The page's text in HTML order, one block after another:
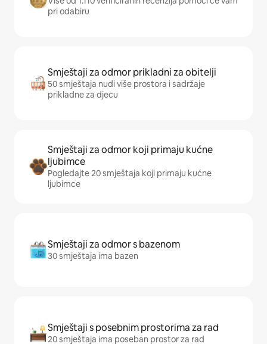
pri odabiru
Smještaji za odmor prikladni za obitelji
50 smještaja nudi više prostora i sadržaje
prikladne za djecu
Smještaji za odmor koji primaju kućne
ljubimce
Pogledajte 20 smještaja koji primaju kućne
ljubimce
Smještaji za odmor s bazenom
30 smještaja ima bazen
Smještaji s posebnim prostorima za rad
20 smještaja ima poseban prostor za rad